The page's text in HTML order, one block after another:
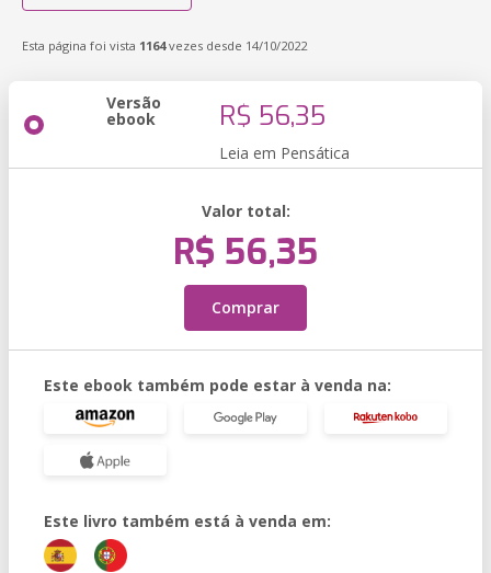
Esta página foi vista 1164vezes desde 14/10/2022
Versão
ebook R$ 56,35
Leia em Pensática
Valor total:
R$ 56,35
Comprar
Este ebook também pode estar à venda na:
Este livro também está à venda em: